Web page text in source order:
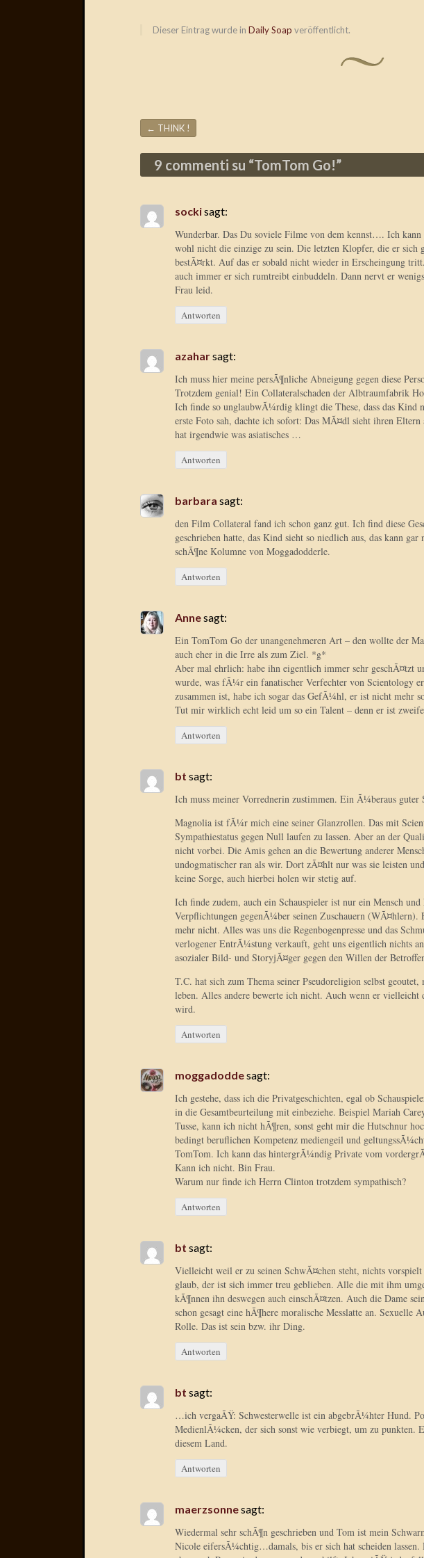
Dieser Eintrag wurde in Daily Soap veröffentlicht.
Beitragsnavigation
← THINK !
9 commenti su “TomTom Go!”
sockisagt:
Wunderbar. Das Du soviele Filme von dem kennst…. Ich
wohl nicht die einzige zu sein. Die letzten Klopfer, die er sich
bestÃ¤rkt. Auf das er sobald nicht wieder in Erscheingung
auch immer er sich rumtreibt einbuddeln. Dann nervt er
Frau leid.
Antworten
azaharsagt:
Ich muss hier meine persÃ¶nliche Abneigung gegen diese
Trotzdem genial! Ein Collateralschaden der Albtraumfabrik
Ich finde so unglaubwÃ¼rdig klingt die These, dass das
erste Foto sah, dachte ich sofort: Das MÃ¤dl sieht ihren
hat irgendwie was asiatisches …
Antworten
barbara sagt:
den Film Collateral fand ich schon ganz gut. Ich find diese
geschrieben hatte, das Kind sieht so niedlich aus, das kann
schÃ¶ne Kolumne von Moggadodderle.
Antworten
Annesagt:
Ein TomTom Go der unangenehmeren Art – den wollte der
auch eher in die Irre als zum Ziel. *g*
Aber mal ehrlich: habe ihn eigentlich immer sehr geschÃ¤tzt
wurde, was fÃ¼r ein fanatischer Verfechter von Scientology
zusammen ist, habe ich sogar das GefÃ¼hl, er ist nicht mehr
Tut mir wirklich echt leid um so ein Talent – denn er ist
Antworten
bt sagt:
Ich muss meiner Vorrednerin zustimmen. Ein Ã¼beraus guter
Magnolia ist fÃ¼r mich eine seiner Glanzrollen. Das mit
Sympathiestatus gegen Null laufen zu lassen. Aber an der
nicht vorbei. Die Amis gehen an die Bewertung anderer
undogmatischer ran als wir. Dort zÃ¤hlt nur was sie leisten
keine Sorge, auch hierbei holen wir stetig auf.
Ich finde zudem, auch ein Schauspieler ist nur ein Mensch
Verpflichtungen gegenÃ¼ber seinen Zuschauern (WÃ¤hlern).
mehr nicht. Alles was uns die Regenbogenpresse und das
verlogener EntrÃ¼stung verkauft, geht uns eigentlich nichts
asozialer Bild- und StoryjÃ¤ger gegen den Willen der
T.C. hat sich zum Thema seiner Pseudoreligion selbst
leben. Alles andere bewerte ich nicht. Auch wenn er vielleicht
wird.
Antworten
moggadoddesagt:
Ich gestehe, dass ich die Privatgeschichten, egal ob
in die Gesamtbeurteilung mit einbeziehe. Beispiel Mariah
Tusse, kann ich nicht hÃ¶ren, sonst geht mir die Hutschnur
bedingt beruflichen Kompetenz mediengeil und
TomTom. Ich kann das hintergrÃ¼ndig Private vom
Kann ich nicht. Bin Frau.
Warum nur finde ich Herrn Clinton trotzdem sympathisch?
Antworten
bt sagt:
Vielleicht weil er zu seinen SchwÃ¤chen steht, nichts
glaub, der ist sich immer treu geblieben. Alle die mit ihm
kÃ¶nnen ihn deswegen auch einschÃ¤tzen. Auch die Dame
schon gesagt eine hÃ¶here moralische Messlatte an. Sexuelle
Rolle. Das ist sein bzw. ihr Ding.
Antworten
bt sagt:
…ich vergaÃŸ: Schwesterwelle ist ein abgebrÃ¼hter Hund.
MedienlÃ¼cken, der sich sonst wie verbiegt, um zu punkten.
diesem Land.
Antworten
maerzsonnesagt:
Wiedermal sehr schÃ¶n geschrieben und Tom ist mein
Nicole eifersÃ¼chtig…damals, bis er sich hat scheiden